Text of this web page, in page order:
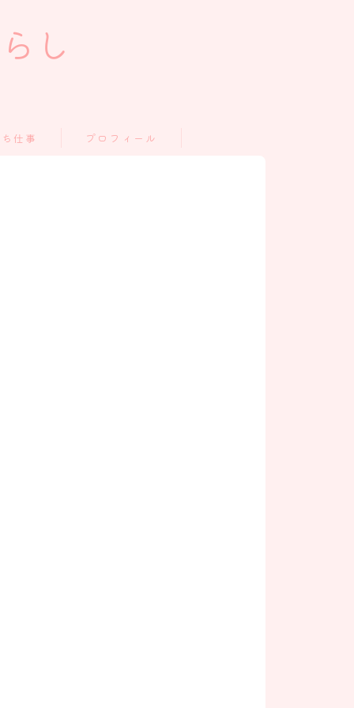
し
仕事 プロフィール